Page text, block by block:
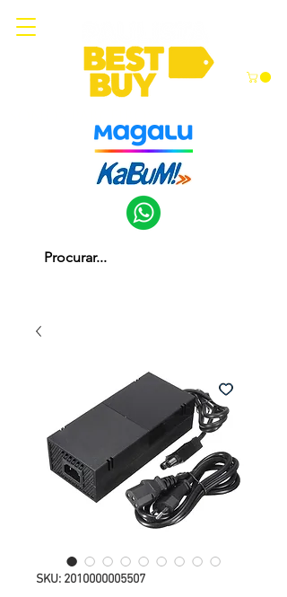
SKU: 2010000005507